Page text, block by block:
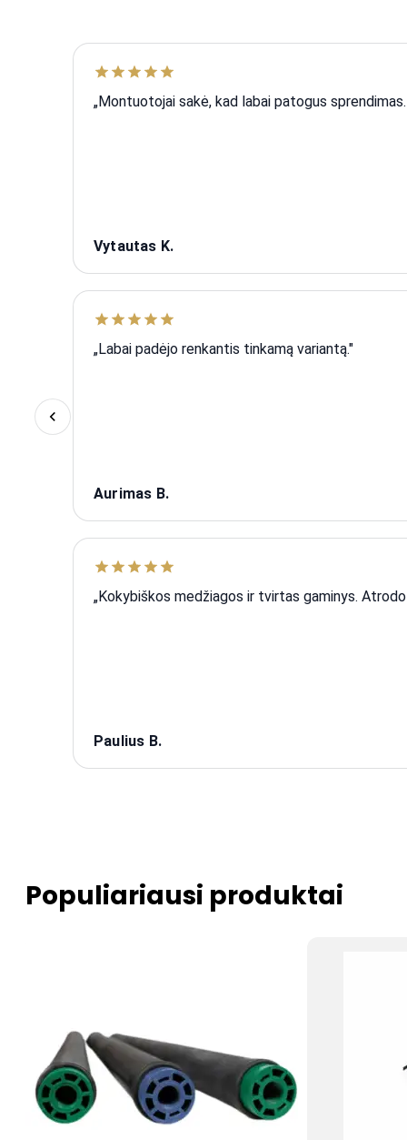
„Montuotojai sakė, kad labai patogus sprendimas.
Vytautas K.
„Labai padėjo renkantis tinkamą variantą."
Aurimas B.
„Kokybiškos medžiagos ir tvirtas gaminys.
Paulius B.
Populiariausi produktai